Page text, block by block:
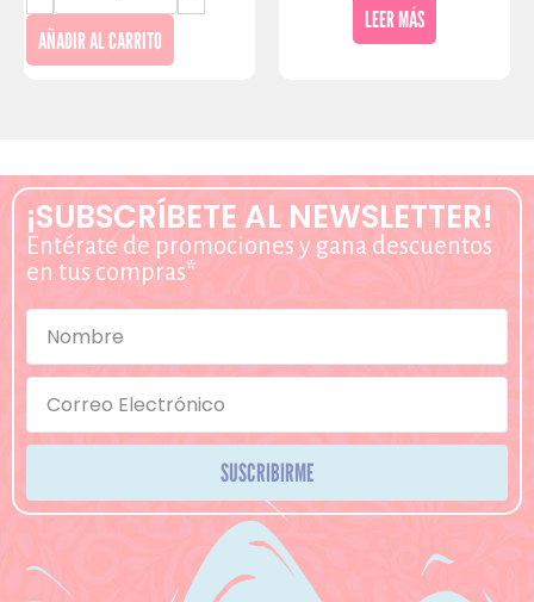
AÑADIR AL CARRITO
LEER MÁS
¡SUBSCRÍBETE AL NEWSLETTER!
Entérate de promociones y gana descuentos
en tus compras*
SUSCRIBIRME